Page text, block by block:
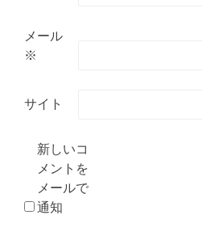
メール
※
サイト
新しいコ
メントを
メールで
通知